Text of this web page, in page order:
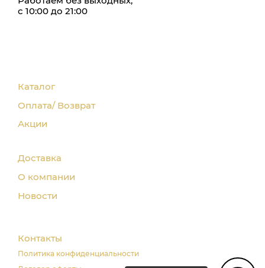
с 10:00 до 21:00
Каталог
Оплата/ Возврат
Акции
Доставка
О компании
Новости
Контакты
Политика конфиденциальности